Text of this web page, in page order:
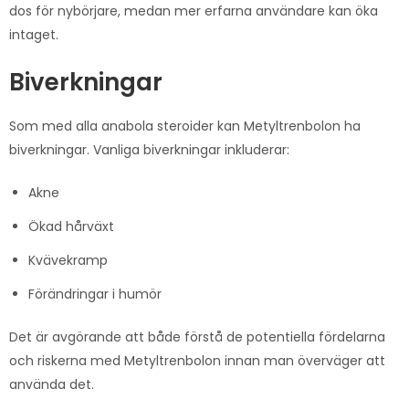
dos för nybörjare, medan mer erfarna användare kan öka
intaget.
Biverkningar
Som med alla anabola steroider kan Metyltrenbolon ha
biverkningar. Vanliga biverkningar inkluderar:
Akne
Ökad hårväxt
Kvävekramp
Förändringar i humör
Det är avgörande att både förstå de potentiella fördelarna
och riskerna med Metyltrenbolon innan man överväger att
använda det.